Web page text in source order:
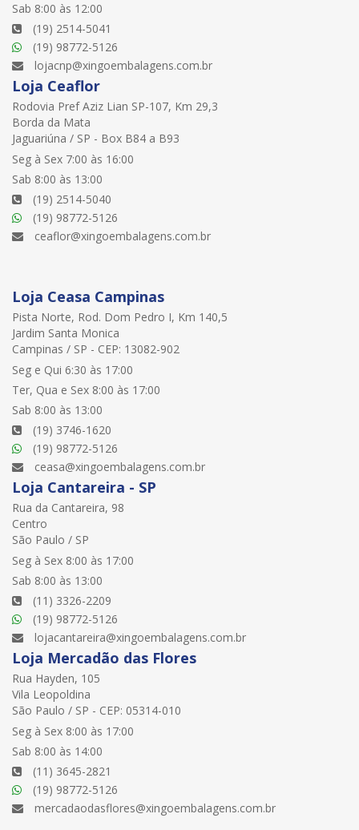
Sab 8:00 às 12:00
(19) 2514-5041
(19) 98772-5126
lojacnp@xingoembalagens.com.br
Loja Ceaflor
Rodovia Pref Aziz Lian SP-107, Km 29,3
Borda da Mata
Jaguariúna / SP - Box B84 a B93
Seg à Sex 7:00 às 16:00
Sab 8:00 às 13:00
(19) 2514-5040
(19) 98772-5126
ceaflor@xingoembalagens.com.br
Loja Ceasa Campinas
Pista Norte, Rod. Dom Pedro I, Km 140,5
Jardim Santa Monica
Campinas / SP - CEP: 13082-902
Seg e Qui 6:30 às 17:00
Ter, Qua e Sex 8:00 às 17:00
Sab 8:00 às 13:00
(19) 3746-1620
(19) 98772-5126
ceasa@xingoembalagens.com.br
Loja Cantareira - SP
Rua da Cantareira, 98
Centro
São Paulo / SP
Seg à Sex 8:00 às 17:00
Sab 8:00 às 13:00
(11) 3326-2209
(19) 98772-5126
lojacantareira@xingoembalagens.com.br
Loja Mercadão das Flores
Rua Hayden, 105
Vila Leopoldina
São Paulo / SP - CEP: 05314-010
Seg à Sex 8:00 às 17:00
Sab 8:00 às 14:00
(11) 3645-2821
(19) 98772-5126
mercadaodasflores@xingoembalagens.com.br